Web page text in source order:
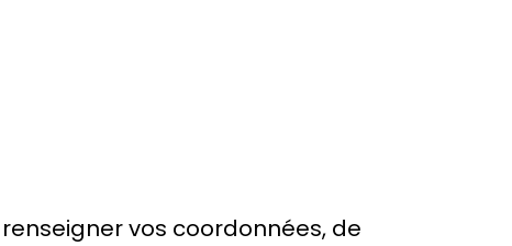
vos coordonnées, de